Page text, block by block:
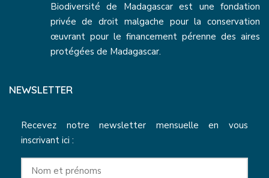
Biodiversité de Madagascar est une fondation
privée de droit malgache pour la conservation
œuvrant pour le financement pérenne des aires
protégées de Madagascar.
NEWSLETTER
Recevez notre newsletter mensuelle en vous
inscrivant ici :